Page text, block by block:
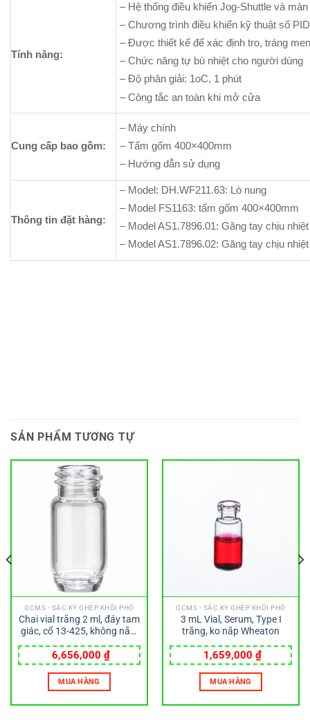
Tính năng:
– Hệ thống điều khiển Jog-Shuttle và
– Chương trình điều khiển kỹ thuật số PID
– Được thiết kế để xác định tro, tráng
– Chức năng tự bù nhiệt cho người dùng
– Độ phân giải: 1oC, 1 phút
– Công tắc an toàn khi mở cửa
Cung cấp bao gồm:
– Máy chính
– Tấm gốm 400×400mm
– Hướng dẫn sử dụng
Thông tin đặt hàng:
– Model: DH.WF211.63: Lò nung
– Model FS1163: tấm gốm 400×400mm
– Model AS1.7896.01: Găng tay chịu
– Model AS1.7896.02: Găng tay chịu
SẢN PHẨM TƯƠNG TỰ
GCMS - SẮC KÝ GHÉP KHỐI PHỔ
Chai vial trắng 2 ml, đáy tam
giác, cổ 13-425, không nắp,
Wheaton
6,656,000 ₫
MUA HÀNG
GCMS - SẮC KÝ GHÉP KHỐI PHỔ
3 mL Vial, Serum, Type I
trắng, ko nắp Wheaton
1,659,000 ₫
MUA HÀNG